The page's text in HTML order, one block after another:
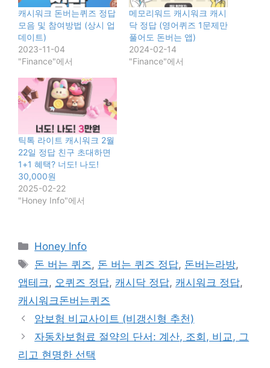
캐시워크 돈버는퀴즈 정답
모음 및 참여방법 (상시 업
데이트)
2023-11-04
"Finance"에서
메모리워드 캐시워크 캐시
닥 정답 (영어퀴즈 1문제만
풀어도 돈버는 앱)
2024-02-14
"Finance"에서
틱톡 라이트 캐시워크 2월
22일 정답 친구 초대하면
1+1 혜택? 너도! 나도!
30,000원
2025-02-22
"Honey Info"에서
카
테
리
Honey Info
태
그
돈 버는 퀴즈 , 돈 버는 퀴즈 정답, 돈버는라방,
앱테크 , 오퀴즈 정답, 캐시닥 정답, 캐시워크 정답,
캐시워크돈버는퀴즈
암보험 비교사이트 (비갱신형 추천)
자동차보험료 절약의 단서: 계산, 조회, 비교, 그
리고 현명한 선택